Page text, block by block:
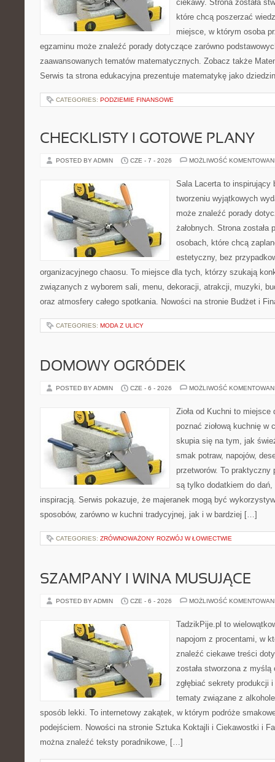
ciekawy. Strona została
które chcą poszerzać
miejsce, w którym osoba
egzaminu może znaleźć porady dotyczące zarówno
zaawansowanych tematów matematycznych. Zobacz także
Serwis ta strona edukacyjna prezentuje matematykę jako
CATEGORIES: PODZIEMIE FINANSOWE
CHECKLISTY I GOTOWE PLANY
POSTED BY ADMIN CZE - 7 - 2026 MOŻLIWOŚĆ
Sala Lacerta to inspirujący
tworzeniu wyjątkowych
może znaleźć porady
żałobnych. Strona została
osobach, które chcą
estetyczny, bez
organizacyjnego chaosu. To miejsce dla tych, którzy szukają
związanych z wyborem sali, menu, dekoracji, atrakcji, muzyki,
oraz atmosfery całego spotkania. Nowości na stronie Budżet i
CATEGORIES: MODA Z ULICY
DOMOWY OGRÓDEK
POSTED BY ADMIN CZE - 6 - 2026 MOŻLIWOŚĆ
Zioła od Kuchni to
poznać ziołową kuchnię w
skupia się na tym, jak
smak potraw, napojów,
przetworów. To praktyczny
są tylko dodatkiem do dań,
inspiracją. Serwis pokazuje, że majeranek mogą być
sposobów, zarówno w kuchni tradycyjnej, jak i w bardziej […]
CATEGORIES: ZRÓWNOWAŻONY ROZWÓJ W ŁOWIECTWIE
SZAMPANY I WINA MUSUJĄCE
POSTED BY ADMIN CZE - 6 - 2026 MOŻLIWOŚĆ
TadzikPije.pl to
napojom z procentami, w
znaleźć ciekawe treści
została stworzona z
zgłębiać sekrety produkcji
tematy związane z
sposób lekki. To internetowy zakątek, w którym podróże
podejściem. Nowości na stronie Sztuka Koktajli i Ciekawostki i
można znaleźć teksty poradnikowe, […]